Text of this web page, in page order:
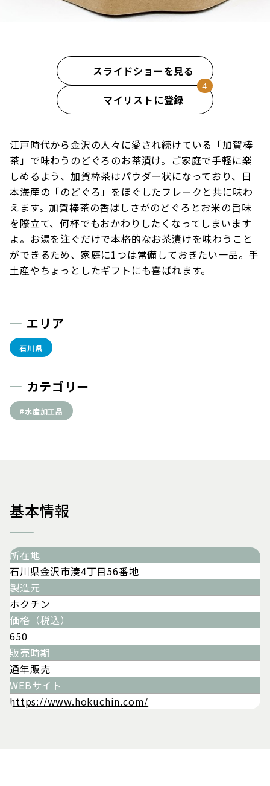
江戸時代から金沢の人々に愛され続けている「加賀棒
茶」で味わうのどぐろのお茶漬け。ご家庭で手軽に楽
しめるよう、加賀棒茶はパウダー状になっており、日
本海産の「のどぐろ」をほぐしたフレークと共に味わ
えます。加賀棒茶の香ばしさがのどぐろとお米の旨味
を際立て、何杯でもおかわりしたくなってしまいます
よ。お湯を注ぐだけで本格的なお茶漬けを味わうこと
ができるため、家庭に1つは常備しておきたい一品。手
土産やちょっとしたギフトにも喜ばれます。
スライドショーを見る
マイリストに登録
エリア
石川県
カテゴリー
#水産加工品
基本情報
所在地
石川県金沢市湊4丁目56番地
製造元
ホクチン
価格（税込）
650
販売時期
通年販売
WEBサイト
https://www.hokuchin.com/